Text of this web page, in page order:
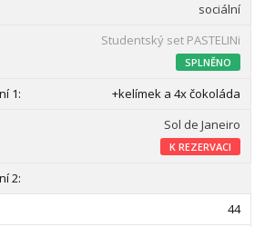
sociální
Studentský set PASTELINi
SPLNĚNO
+kelímek a 4x čokoláda
Sol de Janeiro
K REZERVACI
44